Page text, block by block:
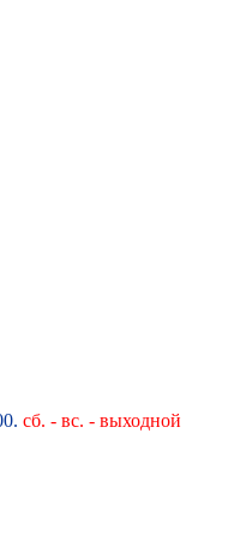
сб. - вс. - выходной